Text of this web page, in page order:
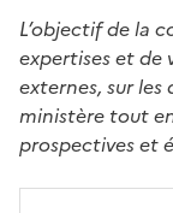
L’objectif de la
expertises et de
externes, sur
ministère tout
prospectives et